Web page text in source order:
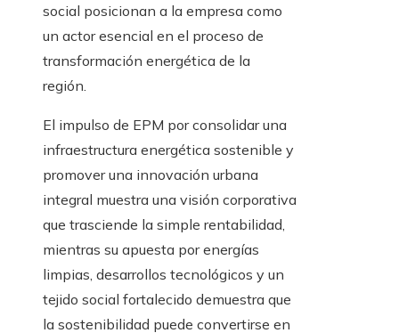
social posicionan a la empresa como
un actor esencial en el proceso de
transformación energética de la
región.
El impulso de EPM por consolidar una
infraestructura energética sostenible y
promover una innovación urbana
integral muestra una visión corporativa
que trasciende la simple rentabilidad,
mientras su apuesta por energías
limpias, desarrollos tecnológicos y un
tejido social fortalecido demuestra que
la sostenibilidad puede convertirse en